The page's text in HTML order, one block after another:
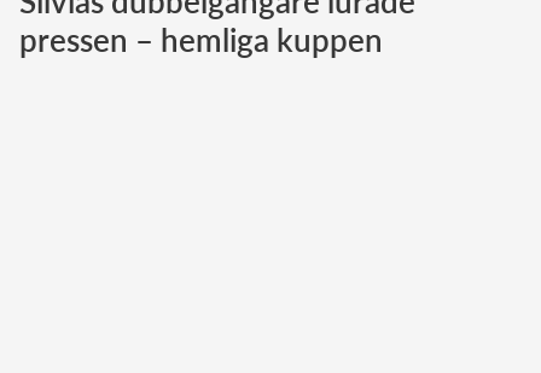
Norska kungahuset
pressen – hemliga kuppen